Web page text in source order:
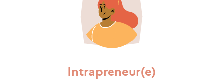
Intrapreneur(e)